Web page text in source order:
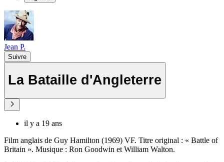
Jean P.
Suivre
La Bataille d'Angleterre
il y a 19 ans
Film anglais de Guy Hamilton (1969) VF. Titre original : « Battle of
Britain ». Musique : Ron Goodwin et William Walton.